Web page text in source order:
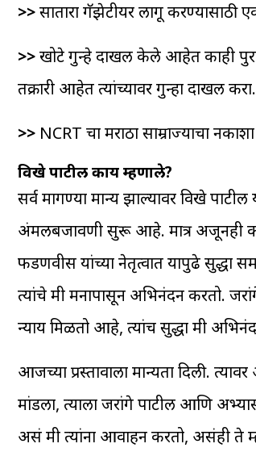
>>सातारा गॅझेटीयर लागू करण्यासाठी
>>खोटे गुन्हे दाखल केले आहेत काही
तक्रारी आहेत त्यांच्यावर गुन्हा दाखल करा.
>> NCRT चा मराठा साम्राज्याचा
विखे पाटील काय म्हणाले?
सर्व मागण्या मान्य झाल्यावर विखे
अंमलबजावणी सुरू आहे. मात्र अजूनही
फडणवीस यांच्या नेतृत्वात यापुढे सुद्धा
त्यांचे मी मनापासून अभिनंदन करतो.
न्याय मिळतो आहे, त्यांच सुद्धा मी
आजच्या प्रस्तावाला मान्यता दिली.
मांडला, त्याला जरांगे पाटील आणि
असं मी त्यांना आवाहन करतो, असंही ते